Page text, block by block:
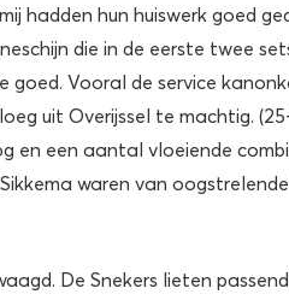
hadden hun huiswerk goed
die in de eerste twee
goed. Vooral de service
uit Overijssel te machtig.
en een aantal vloeiende
waren van
De Snekers lieten